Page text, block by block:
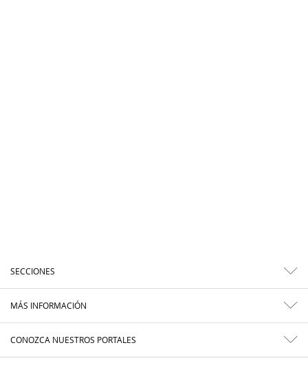
SECCIONES
MÁS INFORMACIÓN
CONOZCA NUESTROS PORTALES